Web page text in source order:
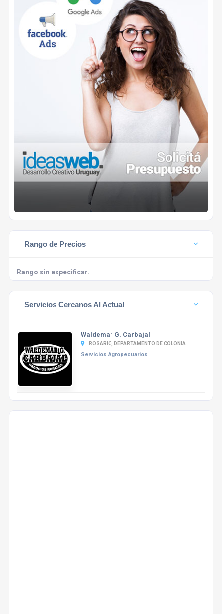
Rango de Precios
Rango sin especificar.
Servicios Cercanos Al Actual
Waldemar G. Carbajal
ROSARIO, DEPARTAMENTO DE COLONIA
Servicios Agropecuarios